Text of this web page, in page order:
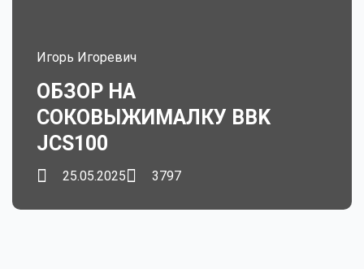
Игорь Игоревич
ОБЗОР НА
СОКОВЫЖИМАЛКУ BBK
JCS100
25.05.2025 3797